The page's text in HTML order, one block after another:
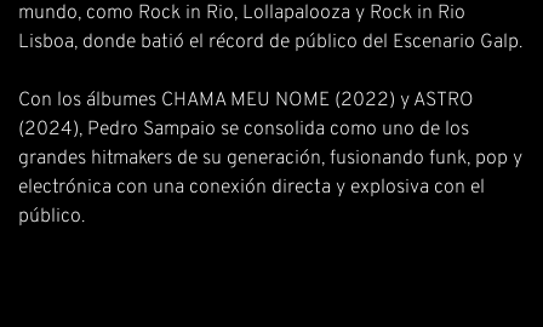
mundo, como Rock in Rio, Lollapalooza y Rock in Rio
Lisboa, donde batió el récord de público del Escenario Galp.
Con los álbumes CHAMA MEU NOME (2022) y ASTRO
(2024), Pedro Sampaio se consolida como uno de los
grandes hitmakers de su generación, fusionando funk, pop y
electrónica con una conexión directa y explosiva con el
público.